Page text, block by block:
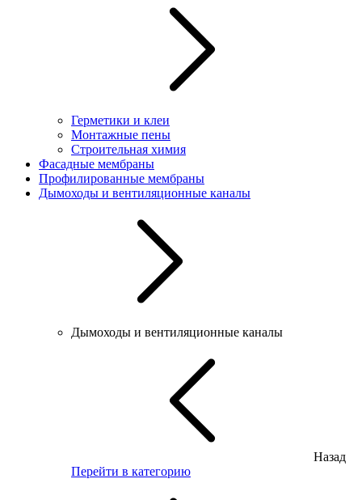
Герметики и клеи
Монтажные пены
Строительная химия
Фасадные мембраны
Профилированные мембраны
Дымоходы и вентиляционные каналы
Дымоходы и вентиляционные каналы
Назад
Перейти в категорию